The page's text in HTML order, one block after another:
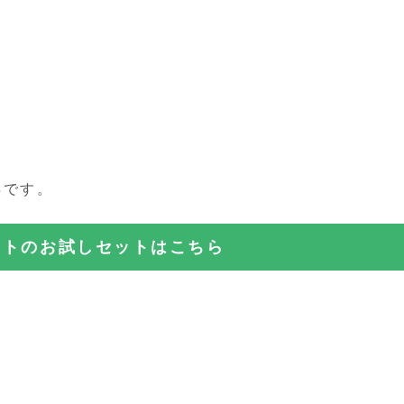
す。
のお試しセットはこちら